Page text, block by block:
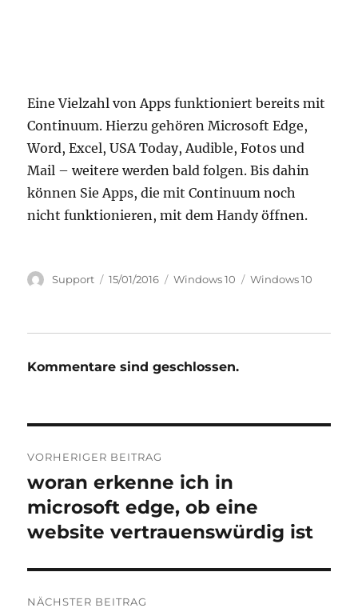
Eine Vielzahl von Apps funktioniert bereits mit
Continuum. Hierzu gehören Microsoft Edge,
Word, Excel, USA Today, Audible, Fotos und
Mail – weitere werden bald folgen. Bis dahin
können Sie Apps, die mit Continuum noch
nicht funktionieren, mit dem Handy öffnen.
Autor
Support
Veröffentlicht
15/01/2016 Kategorien
Windows 10 Tags
Windows 10
Kommentare sind geschlossen.
Navigation
VORHERIGER BEITRAG
Vorheriger
Beitrag:
woran erkenne ich in
microsoft edge, ob eine
website vertrauenswürdig ist
NÄCHSTER BEITRAG